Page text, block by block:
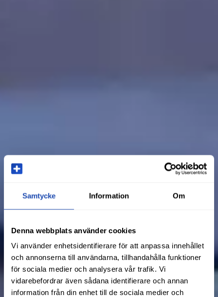
Samtycke Information Om
Denna webbplats använder cookies
Vi använder enhetsidentifierare för att anpassa innehållet
och annonserna till användarna, tillhandahålla funktioner
för sociala medier och analysera vår trafik. Vi
vidarebefordrar även sådana identifierare och annan
information från din enhet till de sociala medier och